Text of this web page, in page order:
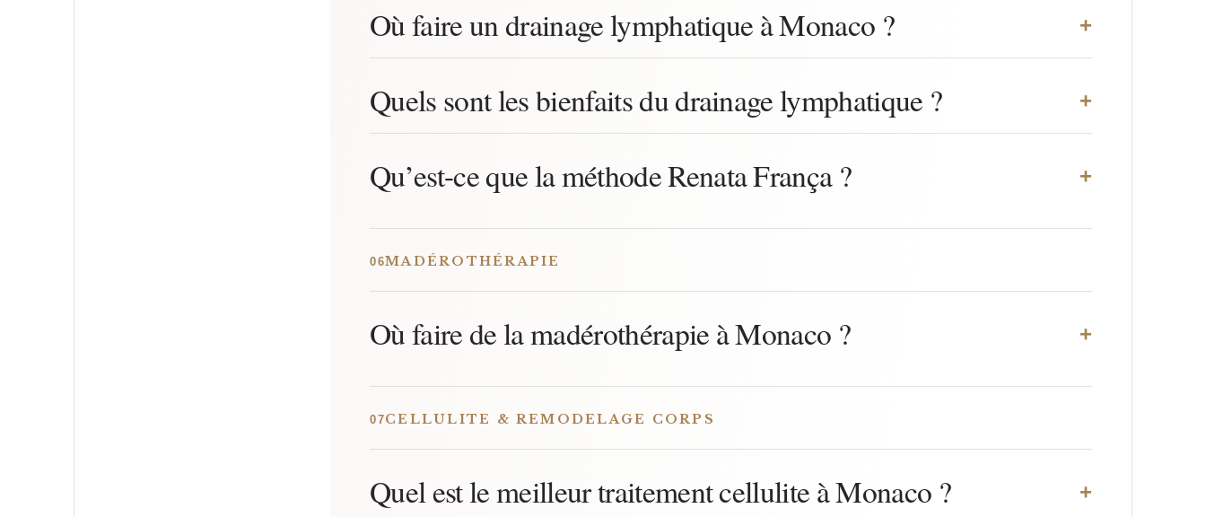
Où faire un drainage lymphatique à Monaco ? +
Quels sont les bienfaits du drainage lymphatique ? +
Qu’est-ce que la méthode Renata França ? +
06MADÉROTHÉRAPIE
Où faire de la madérothérapie à Monaco ? +
07CELLULITE & REMODELAGE CORPS
Quel est le meilleur traitement cellulite à Monaco ? +